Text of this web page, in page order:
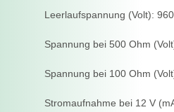
Leerlaufspannung (Volt):
Spannung bei 500 Ohm
Spannung bei 100 Ohm
Stromaufnahme bei 12 V